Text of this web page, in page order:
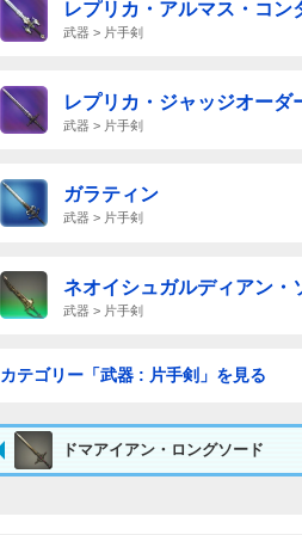
レプリカ・アルマス・コン
武器 > 片手剣
レプリカ・ジャッジオーダ
武器 > 片手剣
ガラティン
武器 > 片手剣
ネオイシュガルディアン・
武器 > 片手剣
カテゴリー「武器 : 片手剣」を見る
ドマアイアン・ロングソード